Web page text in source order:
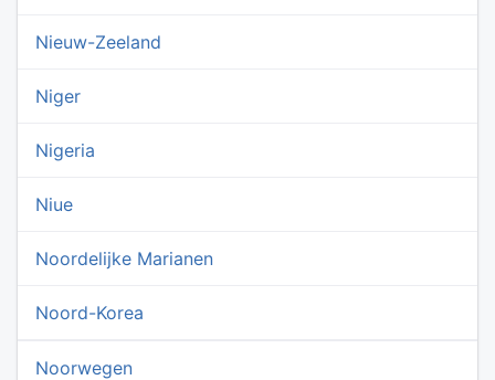
Nieuw-Zeeland
Niger
Nigeria
Niue
Noordelijke Marianen
Noord-Korea
Noorwegen